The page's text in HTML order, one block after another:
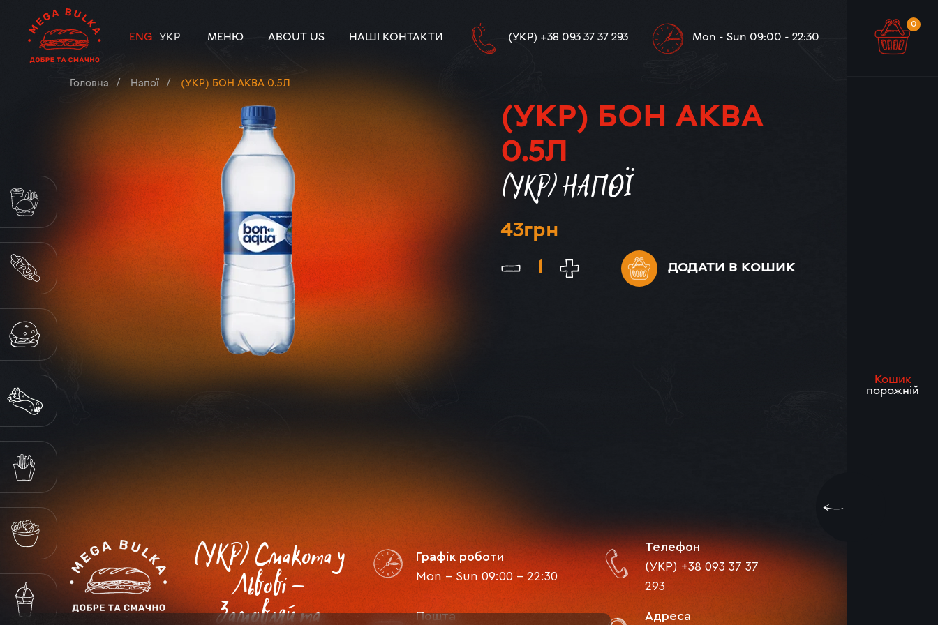
ENG УКР МЕНЮ ABOUT US НАШІ КОНТАКТИ (УКР) +38 093 37 37 293 Mon - Sun 09:00 - 22:30
0
КОМБО МЕНЮ
ХОТ-ДОГ
САЛАТИ
Головна Напої (УКР) БОН АКВА 0.5Л
(УКР) БОН АКВА
0.5Л
(УКР) НАПОЇ
43грн
ДОДАТИ В КОШИК
(УКР) Смакота у
Львові -
Замовляй та
Графік роботи
Mon - Sun 09:00 - 22:30
Телефон
(УКР) +38 093 37 37
293
Пошта Адреса
0
Кошик
порожній